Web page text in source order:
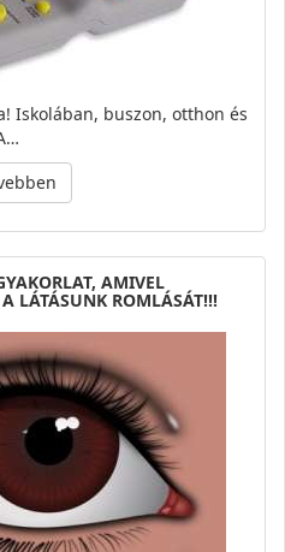
Iskolában, buszon, otthon és
AMIVEL
LÁTÁSUNK ROMLÁSÁT!!!